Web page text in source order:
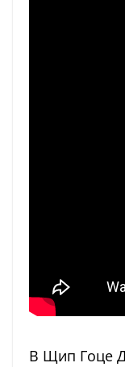
В Щип Гоце